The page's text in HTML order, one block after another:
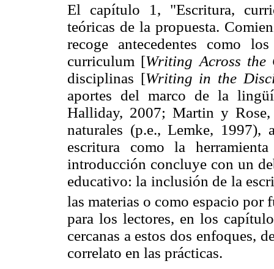
El capítulo 1, "Escritura,
teóricas de la propuesta.
recoge antecedentes como
curriculum [Writing Across the
disciplinas [Writing in the
aportes del marco de la
Halliday, 2007; Martin y
naturales (p.e., Lemke, 1997),
escritura como la
introducción concluye con un
educativo: la inclusión de la
las materias o como espacio por
para los lectores, en los
cercanas a estos dos enfoques,
correlato en las prácticas.